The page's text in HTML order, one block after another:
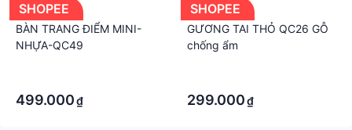
SHOPEE
BÀN TRANG ĐIỂM MINI-
NHỰA-QC49
499.000₫
SHOPEE
GƯƠNG TAI THỎ QC26 GỖ
chống ẩm
299.000₫